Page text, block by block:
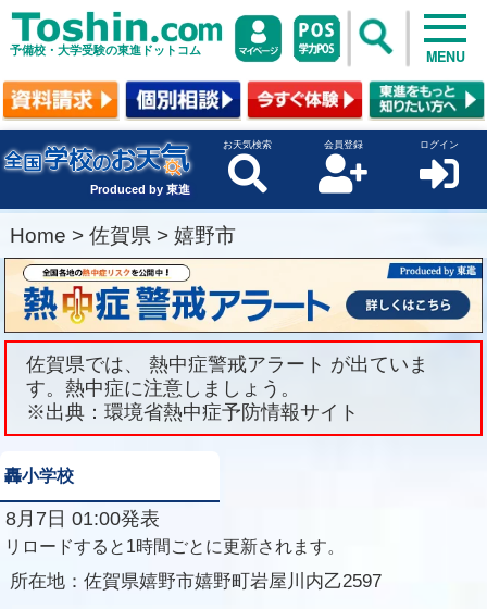
予備校・大学受験の東進ドットコム MENU
Produced by 東進
お天気検索 会員登録 ログイン
Home > 佐賀県 > 嬉野市
佐賀県では、 熱中症警戒アラート が出ていま
す。熱中症に注意しましょう。
※出典：環境省熱中症予防情報サイト
轟小学校
8月7日 01:00発表
リロードすると1時間ごとに更新されます。
所在地： 佐賀県嬉野市嬉野町岩屋川内乙2597